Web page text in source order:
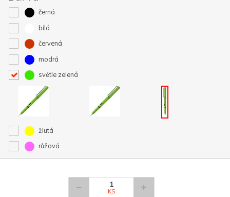
černá
bílá
červená
modrá
světle zelená
žlutá
růžová
KS